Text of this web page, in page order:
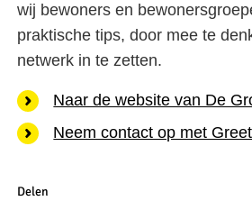
wij bewoners en
praktische tips, door mee te
netwerk in te zetten.
Naar de website van De
Neem contact op met Greet
Delen